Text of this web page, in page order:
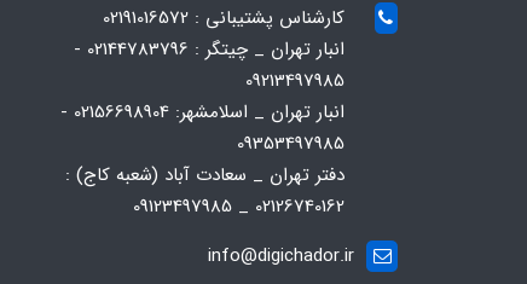
کارشناس پشتیبانی : 02191016572
انبار تهران _ چیتگر : 02144783796 -
09213497985
انبار تهران _ اسلامشهر: 02156698904 -
09353497985
دفتر تهران _ سعادت آباد (شعبه کاج) :
02126740162 _ 09123497985
info@digichador.ir